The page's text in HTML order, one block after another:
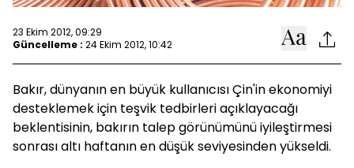
23 Ekim 2012, 09:29
Güncelleme : 24 Ekim 2012, 10:42
Bakır, dünyanın en büyük kullanıcısı Çin'in ekonomiyi
desteklemek için teşvik tedbirleri açıklayacağı
beklentisinin, bakırın talep görünümünü iyileştirmesi
sonrası altı haftanın en düşük seviyesinden yükseldi.